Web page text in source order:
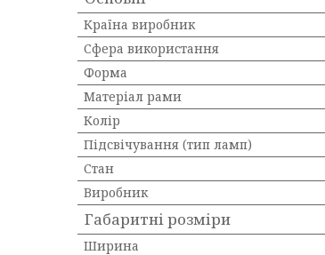
Країна виробник
Сфера використання
Форма
Матеріал рами
Колір
Підсвічування (тип ламп)
Стан
Виробник
Габаритні розміри
Ширина